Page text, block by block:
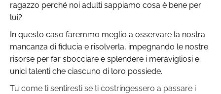
ragazzo perché noi adulti sappiamo cosa è bene per
lui?
In questo caso faremmo meglio a osservare la nostra
mancanza di fiducia e risolverla, impegnando le nostre
risorse per far sbocciare e splendere i meravigliosi e
unici talenti che ciascuno di loro possiede.
Tu come ti sentiresti se ti costringessero a passare i